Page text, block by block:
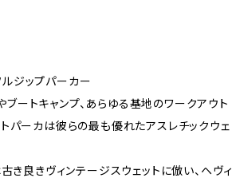
ルジップパーカー
ブートキャンプ、あらゆる基地のワークアウト
トパーカは彼らの最も優れたアスレチックウェ
き良きヴィンテージスウェットに倣い、ヘヴィ